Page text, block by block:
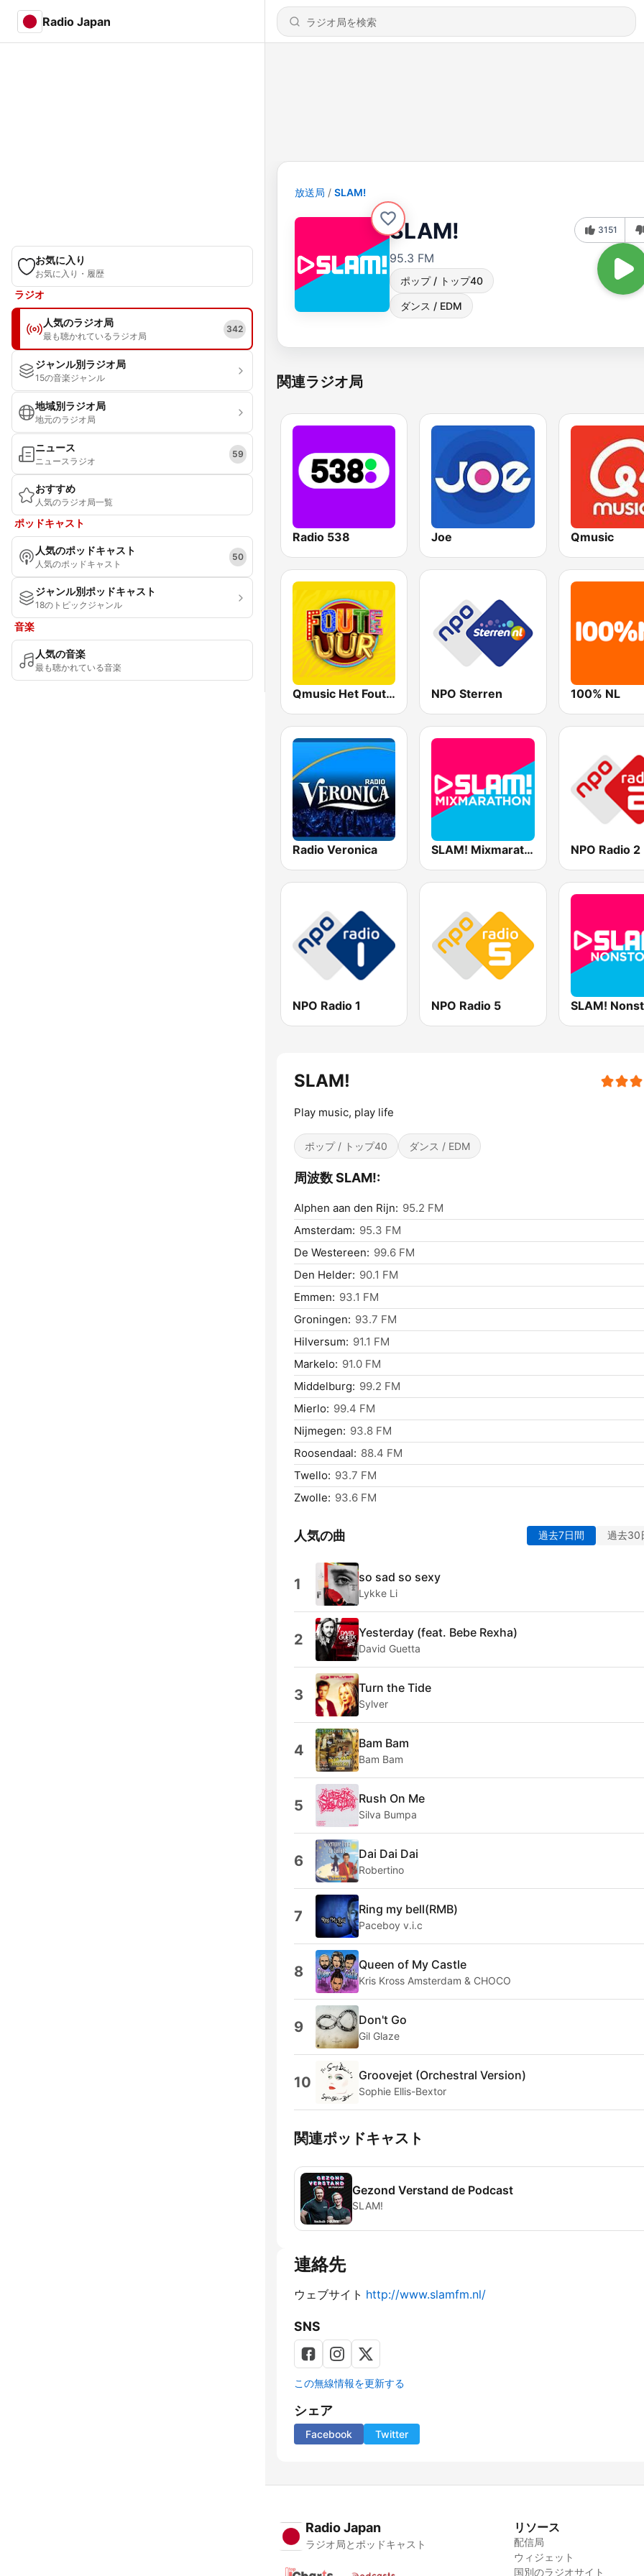
Radio Japan
お気に入り
お気に入り・履歴
ラジオ
人気のラジオ局
最も聴かれているラジオ局
342
ジャンル別ラジオ局
15の音楽ジャンル
地域別ラジオ局
地元のラジオ局
ニュース
ニュースラジオ
59
おすすめ
人気のラジオ局一覧
ポッドキャスト
人気のポッドキャスト
人気のポッドキャスト
50
ジャンル別ポッドキャスト
18のトピックジャンル
音楽
人気の音楽
最も聴かれている音楽
放送局 SLAM!
SLAM!
95.3 FM
ポップ / トップ40
ダンス / EDM
3151
関連ラジオ局
Radio 538 Joe Qmusic
Qmusic Het Foute Uur NPO Sterren 100% NL
Radio Veronica SLAM! Mixmarathon NPO Radio 2
NPO Radio 1 NPO Radio 5 SLAM!
SLAM!
Play music, play life
ポップ / トップ40 ダンス / EDM
周波数 SLAM!:
Alphen aan den Rijn: 95.2 FM
Amsterdam: 95.3 FM
De Westereen: 99.6 FM
Den Helder: 90.1 FM
Emmen: 93.1 FM
Groningen: 93.7 FM
Hilversum: 91.1 FM
Markelo: 91.0 FM
Middelburg: 99.2 FM
Mierlo: 99.4 FM
Nijmegen: 93.8 FM
Roosendaal: 88.4 FM
Twello: 93.7 FM
Zwolle: 93.6 FM
人気の曲 過去7日間 過去30
1 so sad so sexy
Lykke Li
2 Yesterday (feat. Bebe Rexha)
David Guetta
3 Turn the Tide
Sylver
4 Bam Bam
Bam Bam
5 Rush On Me
Silva Bumpa
6 Dai Dai Dai
Robertino
7 Ring my bell(RMB)
Paceboy v.i.c
8 Queen of My Castle
Kris Kross Amsterdam & CHOCO
9 Don't Go
Gil Glaze
10 Groovejet (Orchestral Version)
Sophie Ellis-Bextor
関連ポッドキャスト
Gezond Verstand de Podcast
SLAM!
連絡先
ウェブサイト http://www.slamfm.nl/
SNS
この無線情報を更新する
シェア
Facebook Twitter
Radio Japan
ラジオ局とポッドキャスト
リソース
配信局
ウィジェット
国別のラジオサイト